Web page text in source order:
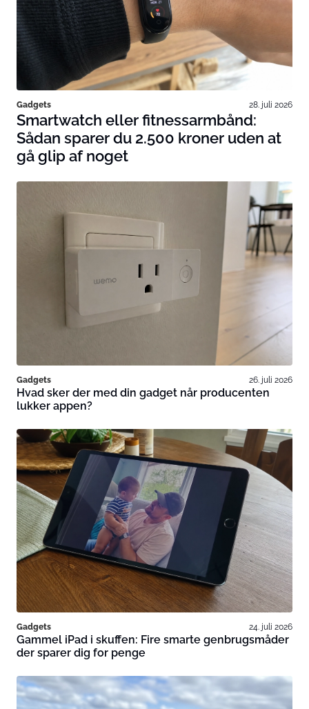
Gadgets 28. juli 2026
Smartwatch eller fitnessarmbånd:
Sådan sparer du 2.500 kroner uden at
gå glip af noget
Gadgets 26. juli 2026
Hvad sker der med din gadget når producenten
lukker appen?
Gadgets 24. juli 2026
Gammel iPad i skuffen: Fire smarte genbrugsmåder
der sparer dig for penge